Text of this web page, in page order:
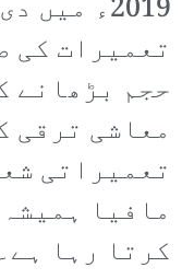
2019ء
تعمیرات کی
حجم بڑھانے
معاشی ترقی
تعمیراتی
مافیا
کرتا رہا ہے۔